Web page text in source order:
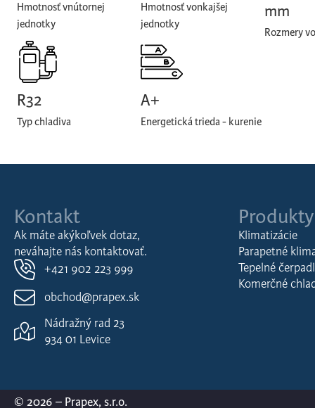
Hmotnosť vnútornej
jednotky
Hmotnosť vonkajšej
jednotky
mm
Rozmery
R32
Typ chladiva
A+
Energetická trieda - kurenie
Kontakt
Ak máte akýkoľvek dotaz,
neváhajte nás kontaktovať.
+421 902 223 999
obchod@prapex.sk
Nádražný rad 23
934 01 Levice
Produkty
Klimatizácie
Parapetné
Tepelné
Komerčné
© 2026 – Prapex, s.r.o.